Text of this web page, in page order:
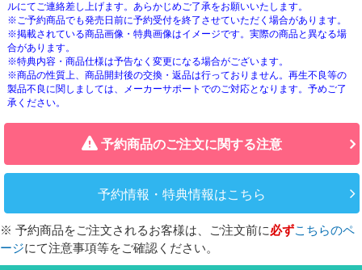
ルにてご連絡差し上げます。あらかじめご了承をお願いいたします。
※ご予約商品でも発売日前に予約受付を終了させていただく場合があります。
※掲載されている商品画像・特典画像はイメージです。実際の商品と異なる場
合があります。
※特典内容・商品仕様は予告なく変更になる場合がございます。
※商品の性質上、商品開封後の交換・返品は行っておりません。再生不良等の
製品不良に関しましては、メーカーサポートでのご対応となります。予めご了
承ください。
予約商品のご注文に関する注意
予約情報・特典情報はこちら
※ 予約商品をご注文されるお客様は、ご注文前に必ずこちらのペ
ージにて注意事項等をご確認ください。